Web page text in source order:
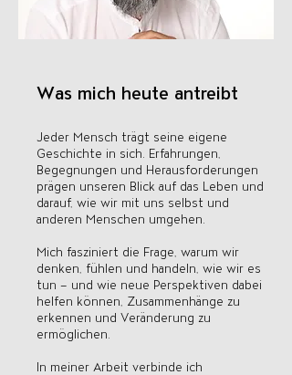
Was mich heute antreibt
Jeder Mensch trägt seine eigene
Geschichte in sich. Erfahrungen,
Begegnungen und Herausforderungen
prägen unseren Blick auf das Leben und
darauf, wie wir mit uns selbst und
anderen Menschen umgehen.
Mich fasziniert die Frage, warum wir
denken, fühlen und handeln, wie wir es
tun – und wie neue Perspektiven dabei
helfen können, Zusammenhänge zu
erkennen und Veränderung zu
ermöglichen.
In meiner Arbeit verbinde ich